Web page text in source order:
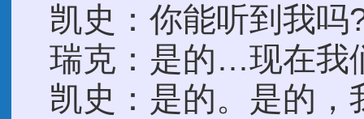
凯史：你能听到我吗
瑞克：是的…现在我
凯史：是的。是的，